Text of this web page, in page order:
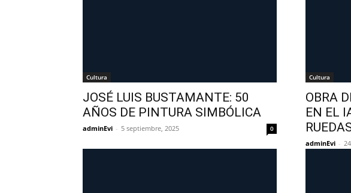
Cultura
JOSÉ LUIS BUSTAMANTE: 50
AÑOS DE PINTURA SIMBÓLICA
adminEvi - 5 septiembre, 2025 0
Cultura
OBRA
EN EL
adminEvi -